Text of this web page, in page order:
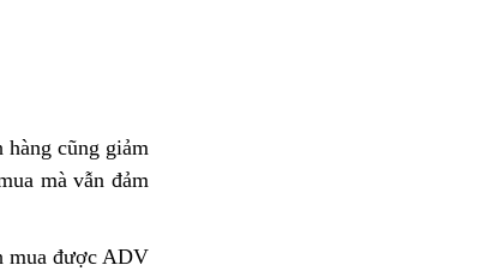
hàng Honda
Honda
350
cũng giảm
lấy
mà vẫn đảm
mua được ADV